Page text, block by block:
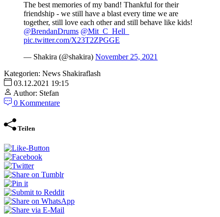
The best memories of my band! Thankful for their
friendship - we still have a blast every time we are
together, still love each other and still behave like kids!
@BrendanDrums @Mit_C_Hell_
pic.twitter.com/X23T2ZPGGE
— Shakira (@shakira) November 25, 2021
Kategorien: News Shakiraflash
03.12.2021 19:15
Author: Stefan
0 Kommentare
Teilen